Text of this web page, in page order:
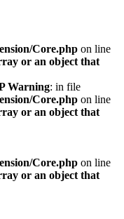
Core.php on line
or an object that
Warning: in file
Core.php on line
or an object that
Core.php on line
or an object that